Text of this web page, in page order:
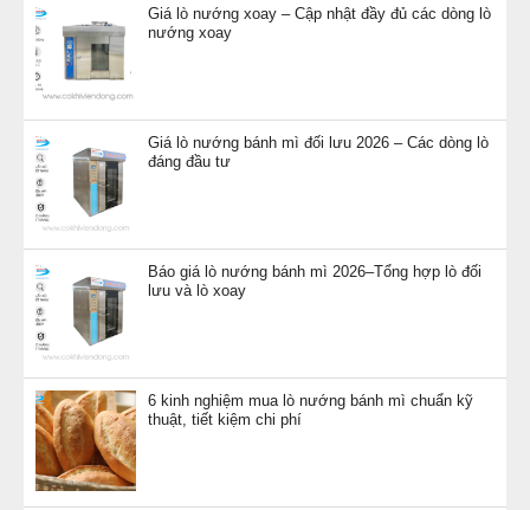
Giá lò nướng xoay – Cập nhật đầy đủ các dòng lò
nướng xoay
Giá lò nướng bánh mì đối lưu 2026 – Các dòng lò
đáng đầu tư
Báo giá lò nướng bánh mì 2026–Tổng hợp lò đối
lưu và lò xoay
6 kinh nghiệm mua lò nướng bánh mì chuẩn kỹ
thuật, tiết kiệm chi phí